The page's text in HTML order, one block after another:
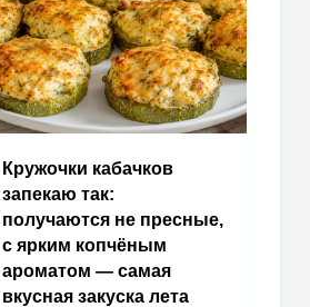
Кружочки кабачков
запекаю так:
получаются не пресные,
с ярким копчёным
ароматом — самая
вкусная закуска лета